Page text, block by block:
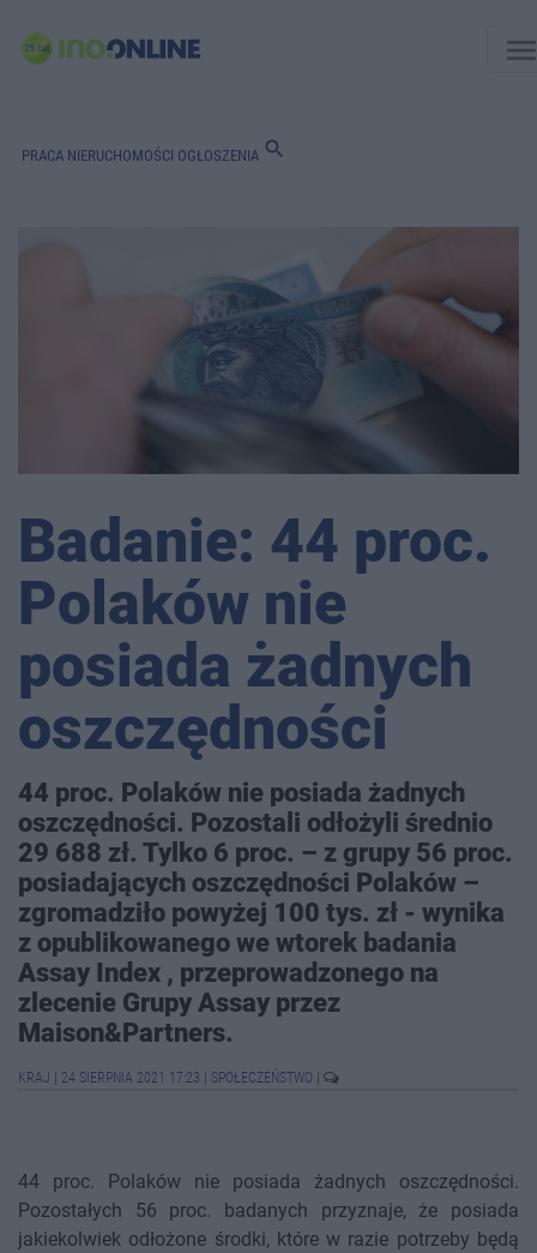
PRACA NIERUCHOMOŚCI OGŁOSZENIA search
Badanie: 44 proc.
Polaków nie
posiada żadnych
oszczędności
44 proc. Polaków nie posiada żadnych
oszczędności. Pozostali odłożyli średnio
29 688 zł. Tylko 6 proc. – z grupy 56 proc.
posiadających oszczędności Polaków –
zgromadziło powyżej 100 tys. zł - wynika
z opublikowanego we wtorek badania
Assay Index , przeprowadzonego na
zlecenie Grupy Assay przez
Maison&Partners.
KRAJ 24 SIERPNIA 2021 17:23 SPOŁECZEŃSTWO
44 proc. Polaków nie posiada żadnych oszczędności.
Pozostałych 56 proc. badanych przyznaje, że posiada
jakiekolwiek odłożone środki, które w razie potrzeby będą